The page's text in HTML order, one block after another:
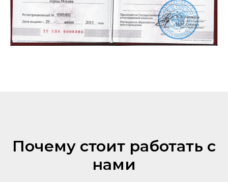
Почему стоит работать с
нами